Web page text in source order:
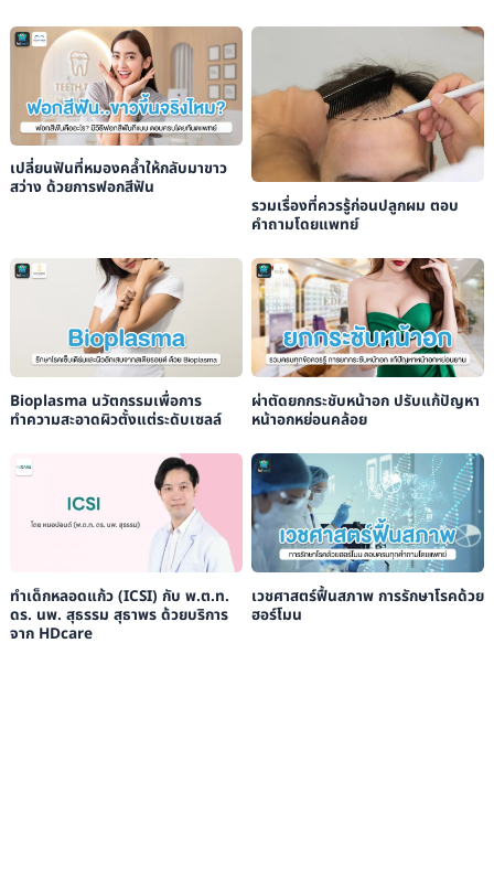
เปลี่ยนฟันที่หมองคล้ำให้กลับมาขาว
สว่าง ด้วยการฟอกสีฟัน
รวมเรื่องที่ควรรู้ก่อนปลูกผม ตอบ
คำถามโดยแพทย์
Bioplasma นวัตกรรมเพื่อการ
ทำความสะอาดผิวตั้งแต่ระดับเซลล์
ผ่าตัดยกกระชับหน้าอก ปรับแก้ปัญหา
หน้าอกหย่อนคล้อย
ทำเด็กหลอดแก้ว (ICSI) กับ พ.ต.ท.
ดร. นพ. สุธรรม สุธาพร ด้วยบริการ
จาก HDcare
เวชศาสตร์ฟื้นสภาพ การรักษาโรคด้วย
ฮอร์โมน